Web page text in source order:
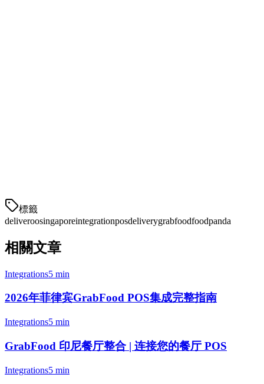
標籤
deliveroosingaporeintegrationposdeliverygrabfoodfoodpanda
相關文章
Integrations5 min
2026年菲律宾GrabFood POS集成完整指南
Integrations5 min
GrabFood 印尼餐厅整合 | 连接您的餐厅 POS
Integrations5 min